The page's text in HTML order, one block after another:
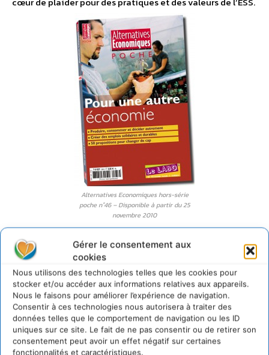
Gérer le consentement aux
cookies
Nous utilisons des technologies telles que les cookies pour
stocker et/ou accéder aux informations relatives aux appareils.
Nous le faisons pour améliorer l’expérience de navigation.
Consentir à ces technologies nous autorisera à traiter des
données telles que le comportement de navigation ou les ID
uniques sur ce site. Le fait de ne pas consentir ou de retirer son
consentement peut avoir un effet négatif sur certaines
fonctionnalités et caractéristiques.
Alternatives Economiques hors-série
poche n°46 – Disponible à partir du 25
novembre 2010
Les 50 propositions que vous allez découvrir dans ce
hors-série d’
Alternatives Economiques
une longue tradition sociale et sont liées au rôle qu’exerce
aujourd’hui l’ESS dans une économie en grave
déséquilibre ; elles sont liées aussi aux enjeux d’une sortie
de la crise par une révision profonde de nos façons de
produire, d’échanger, de consommer, d’investir. Ce sont des
propositions qui ne peuvent être considérées séparément